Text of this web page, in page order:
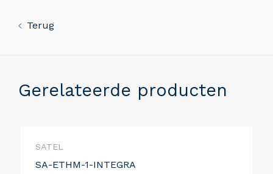
Terug
Gerelateerde producten
SATEL
SA-ETHM-1-INTEGRA